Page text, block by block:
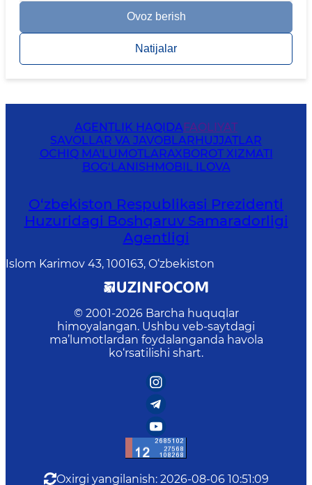
Ovoz berish
Natijalar
AGENTLIK HAQIDAFAOLIYAT
SAVOLLAR VA JAVOBLARHUJJATLAR
OCHIQ MA'LUMOTLARAXBOROT XIZMATI
BOG‘LANISHMOBIL ILOVA
O‘zbekiston Respublikasi Prezidenti
Huzuridagi Boshqaruv Samaradorligi
Agentligi
Islom Karimov 43, 100163, O‘zbekiston
© 2001-2026 Barcha huquqlar
himoyalangan. Ushbu veb-saytdagi
ma’lumotlardan foydalanganda havola
ko‘rsatilishi shart.
Oxirgi yangilanish: 2026-08-06 10:51:09